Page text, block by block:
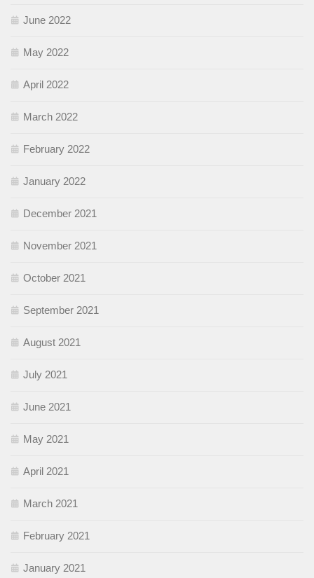
June 2022
May 2022
April 2022
March 2022
February 2022
January 2022
December 2021
November 2021
October 2021
September 2021
August 2021
July 2021
June 2021
May 2021
April 2021
March 2021
February 2021
January 2021